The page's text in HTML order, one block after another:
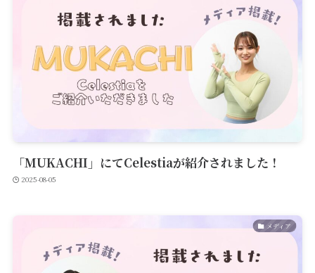
「MUKACHI」にてCelestiaが紹介されました！
2025-08-05
メディア